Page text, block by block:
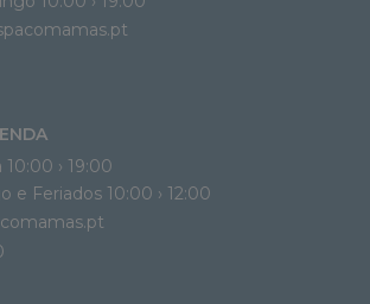
› 19:00
e Feriados 10:00 › 12:00